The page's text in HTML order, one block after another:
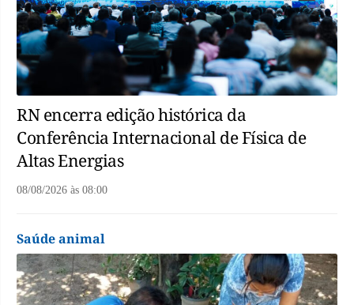
RN encerra edição histórica da
Conferência Internacional de Física de
Altas Energias
08/08/2026 às 08:00
Saúde animal